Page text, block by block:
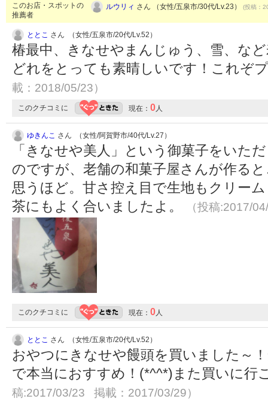
このお店・スポットの
推薦者
ルウリィ さん （女性/五泉市/30代/Lv.23） (投稿：
ととこ さん （女性/五泉市/20代/Lv.52）
椿最中、きなせやまんじゅう、雪、な
どれをとっても素晴しいです！これぞ
載：2018/05/23）
このクチコミに 現在： 0 人
ゆきんこ さん （女性/阿賀野市/40代/Lv.27）
「きなせや美人」という御菓子をいた
のですが、老舗の和菓子屋さんが作る
思うほど。甘さ控え目で生地もクリー
茶にもよく合いましたよ。
（投稿:2017/
このクチコミに 現在： 0 人
ととこ さん （女性/五泉市/20代/Lv.52）
おやつにきなせや饅頭を買いました～
で本当におすすめ！(*^^*)また買いに行
稿:2017/03/23 掲載：2017/03/29）